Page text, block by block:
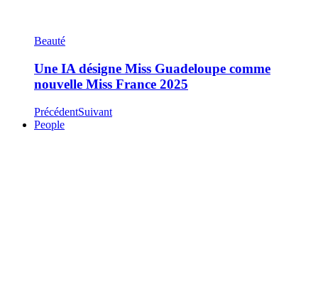
Beauté
Une IA désigne Miss Guadeloupe comme
nouvelle Miss France 2025
PrécédentSuivant
People